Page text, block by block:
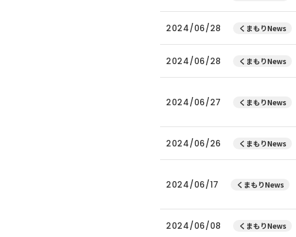
2024/06/28 くまもりNews
2024/06/28 くまもりNews
2024/06/27 くまもりNews
2024/06/26 くまもりNews
2024/06/17 くまもりNews
2024/06/08 くまもりNews